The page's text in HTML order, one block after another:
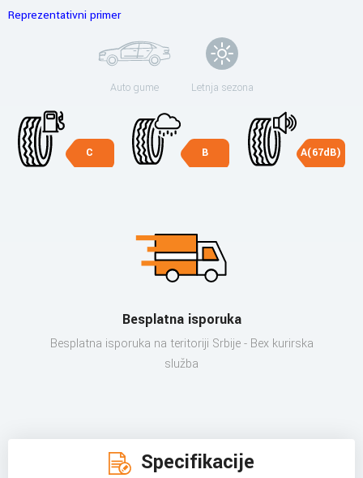
Reprezentativni primer
Auto gume Letnja sezona
C B A(67dB)
Besplatna isporuka
Besplatna isporuka na teritoriji Srbije - Bex kurirska
služba
Specifikacije